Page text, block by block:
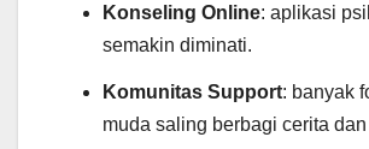
Konseling Online: aplikasi
semakin diminati.
Komunitas Support: banyak
muda saling berbagi cerita